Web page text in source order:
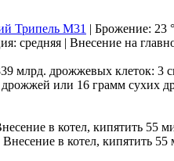
Трипель M31 | Брожение: 23
средняя | Внесение на
млрд. дрожжевых клеток: 3
или 16 грамм сухих
в котел, кипятить 55
Внесение в котел, кипятить 55